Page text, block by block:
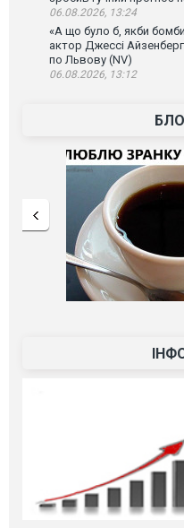
06.08.2026, 13:24
«А що було б, якби
актор Джессі
по Львову (NV)
06.08.2026, 13:12